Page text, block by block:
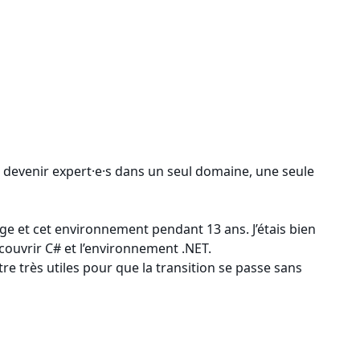
expert·e·s dans un seul domaine, une seule
et cet environnement pendant 13 ans. J’étais bien
C# et l’environnement .NET.
très utiles pour que la transition se passe sans